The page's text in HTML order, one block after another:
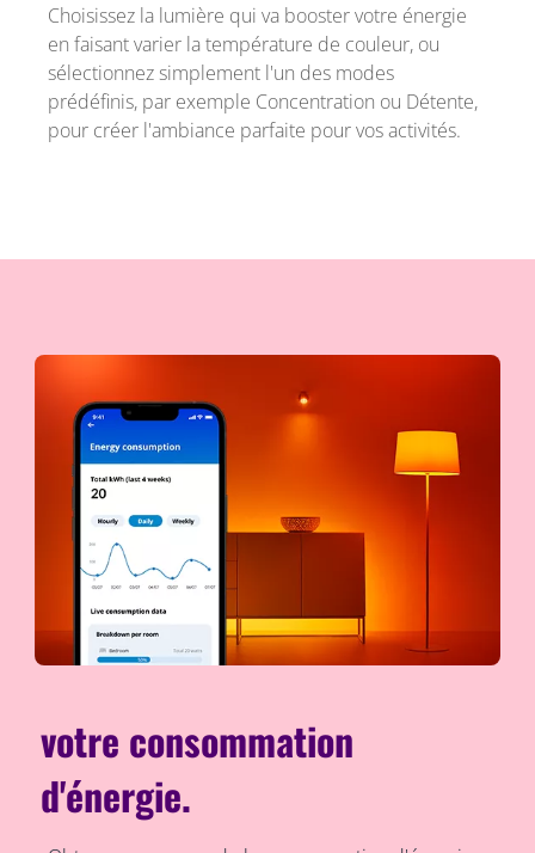
Choisissez la lumière qui va booster votre énergie
en faisant varier la température de couleur, ou
sélectionnez simplement l'un des modes
prédéfinis, par exemple Concentration ou Détente,
pour créer l'ambiance parfaite pour vos activités.
votre consommation
d'énergie.